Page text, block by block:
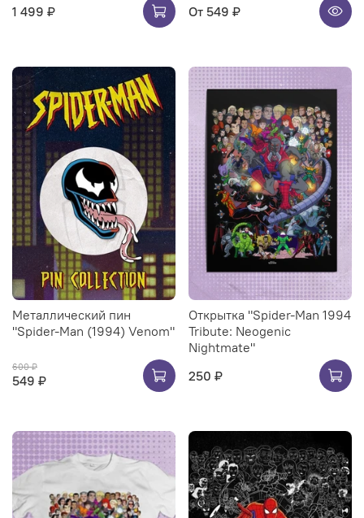
1 499 ₽
От 549 ₽
Металлический пин
"Spider-Man (1994) Venom"
600 ₽
549 ₽
Открытка "Spider-Man 1994
Tribute: Neogenic
Nightmate"
250 ₽